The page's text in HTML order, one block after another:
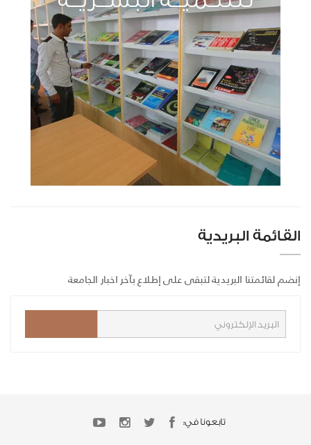
القائمة البريدية
إنضم لقائمتنا البريدية لتبقى على إطلاع بآخر اخبار الجامعة
تابعونا في: